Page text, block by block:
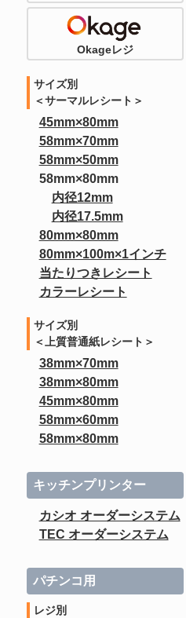
Okageレジ
サイズ別
＜サーマルレシート＞
45mm×80mm
58mm×70mm
58mm×50mm
58mm×80mm
内径12mm
内径17.5mm
80mm×80mm
80mm×100m×1インチ
当たりつきレシート
カラーレシート
サイズ別
＜上質普通紙レシート＞
38mm×70mm
38mm×80mm
45mm×80mm
58mm×60mm
58mm×80mm
キッチンプリンター
カシオ オーダーシステム
TEC オーダーシステム
パチンコ用
レジ別